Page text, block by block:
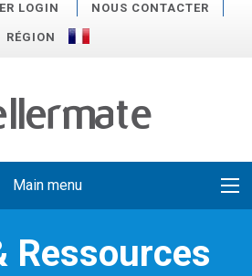
LOGIN NOUS CONTACTER
RÉGION
Main menu
Ressources